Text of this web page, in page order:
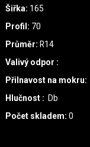
Šiřka: 165
Profil: 70
Průměr: R14
Valivý odpor :
Přilnavost na mokru:
Hlučnost : Db
Počet skladem: 0